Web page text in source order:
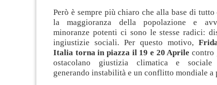
Però è sempre più chiaro che alla base di
la maggioranza della popolazione e
minoranze potenti ci sono le stesse radici:
ingiustizie sociali. Per questo motivo,
Italia torna in piazza il 19 e 20 Aprile contro
ostacolano giustizia climatica e
generando instabilità e un conflitto mondiale a